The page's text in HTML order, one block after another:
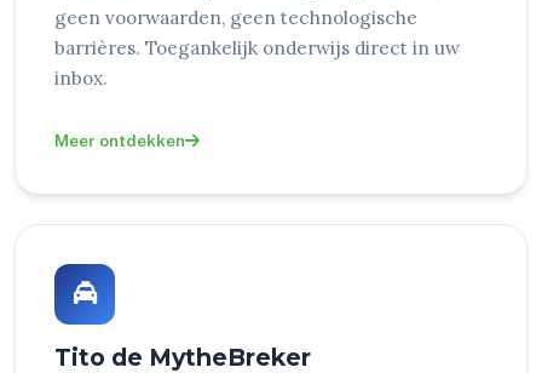
geen voorwaarden, geen technologische
barrières. Toegankelijk onderwijs direct in uw
inbox.
Meer ontdekken
Tito de MytheBreker